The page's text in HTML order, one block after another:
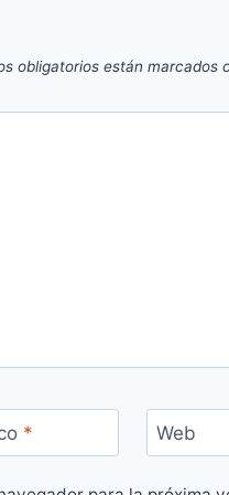
obligatorios están marcados
* Web